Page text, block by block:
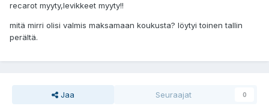
recarot myyty,levikkeet myyty!!
mitä mirri olisi valmis maksamaan koukusta? löytyi toinen tallin
perältä.
Jaa Seuraajat 0